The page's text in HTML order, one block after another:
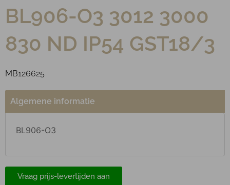
BL906-O3 3012 3000
830 ND IP54 GST18/3
MB126625
Algemene informatie
BL906-O3
Vraag prijs-levertijden aan